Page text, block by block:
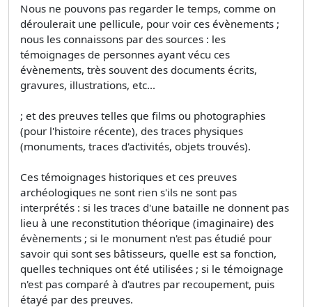
Nous ne pouvons pas regarder le temps, comme on
déroulerait une pellicule, pour voir ces évènements ;
nous les connaissons par des sources : les
témoignages de personnes ayant vécu ces
évènements, très souvent des documents écrits,
gravures, illustrations, etc...
; et des preuves telles que films ou photographies
(pour l'histoire récente), des traces physiques
(monuments, traces d'activités, objets trouvés).
Ces témoignages historiques et ces preuves
archéologiques ne sont rien s'ils ne sont pas
interprétés : si les traces d'une bataille ne donnent pas
lieu à une reconstitution théorique (imaginaire) des
évènements ; si le monument n'est pas étudié pour
savoir qui sont ses bâtisseurs, quelle est sa fonction,
quelles techniques ont été utilisées ; si le témoignage
n'est pas comparé à d'autres par recoupement, puis
étayé par des preuves.